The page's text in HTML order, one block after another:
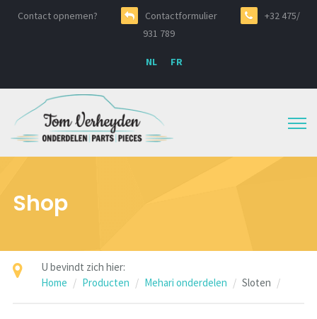
Contact opnemen? Contactformulier
+32 475/
931 789
NL FR
Shop
U bevindt zich hier:
Home
Producten Mehari onderdelen Sloten